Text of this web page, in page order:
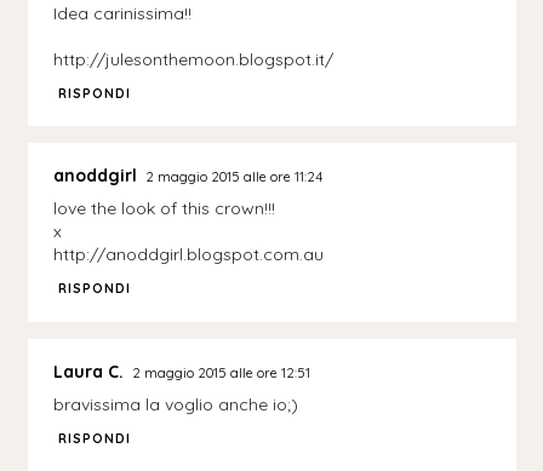
Idea carinissima!!
http://julesonthemoon.blogspot.it/
RISPONDI
anoddgirl 2 maggio 2015 alle ore 11:24
love the look of this crown!!!
x
http://anoddgirl.blogspot.com.au
RISPONDI
Laura C. 2 maggio 2015 alle ore 12:51
bravissima la voglio anche io;)
RISPONDI